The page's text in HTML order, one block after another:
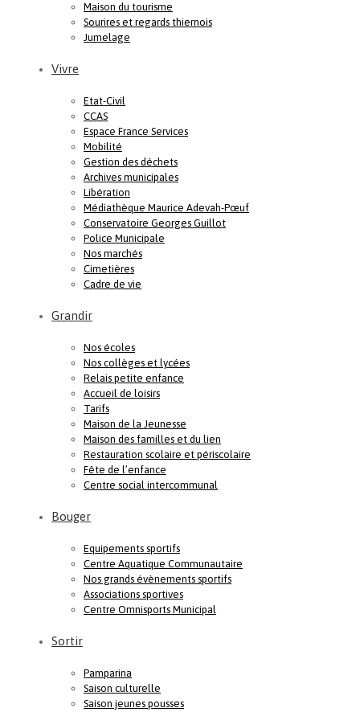
Maison du tourisme
Sourires et regards thiernois
Jumelage
Vivre
Etat-Civil
CCAS
Espace France Services
Mobilité
Gestion des déchets
Archives municipales
Libération
Médiathèque Maurice Adevah-Pœuf
Conservatoire Georges Guillot
Police Municipale
Nos marchés
Cimetières
Cadre de vie
Grandir
Nos écoles
Nos collèges et lycées
Relais petite enfance
Accueil de loisirs
Tarifs
Maison de la Jeunesse
Maison des familles et du lien
Restauration scolaire et périscolaire
Fête de l’enfance
Centre social intercommunal
Bouger
Equipements sportifs
Centre Aquatique Communautaire
Nos grands évènements sportifs
Associations sportives
Centre Omnisports Municipal
Sortir
Pamparina
Saison culturelle
Saison jeunes pousses